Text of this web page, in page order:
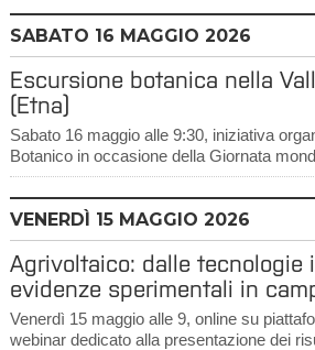
SABATO 16 MAGGIO 2026
Escursione botanica nella
(Etna)
Sabato 16 maggio alle 9:30, iniziativa
Botanico in occasione della Giornata
VENERDÌ 15MAGGIO 2026
Agrivoltaico: dalle tecnologie
evidenze sperimentali in
Venerdì 15 maggio alle 9, online su
webinar dedicato alla presentazione dei